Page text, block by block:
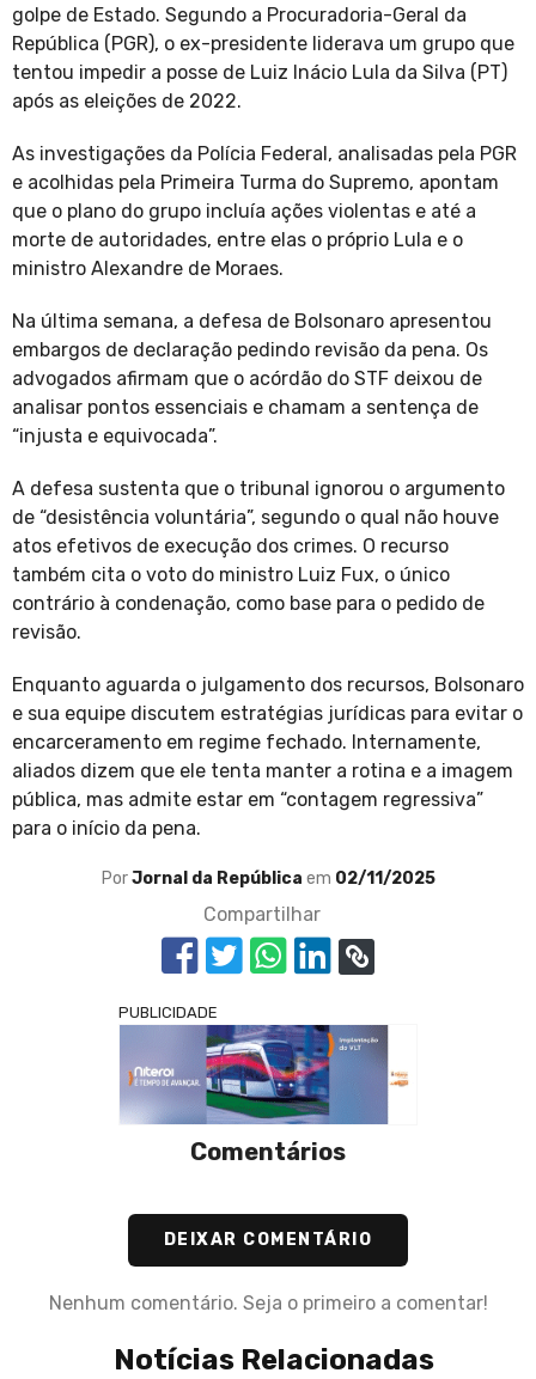
golpe de Estado. Segundo a Procuradoria-Geral da
República (PGR), o ex-presidente liderava um grupo que
tentou impedir a posse de Luiz Inácio Lula da Silva (PT)
após as eleições de 2022.
As investigações da Polícia Federal, analisadas pela PGR
e acolhidas pela Primeira Turma do Supremo, apontam
que o plano do grupo incluía ações violentas e até a
morte de autoridades, entre elas o próprio Lula e o
ministro Alexandre de Moraes.
Na última semana, a defesa de Bolsonaro apresentou
embargos de declaração pedindo revisão da pena. Os
advogados afirmam que o acórdão do STF deixou de
analisar pontos essenciais e chamam a sentença de
“injusta e equivocada”.
A defesa sustenta que o tribunal ignorou o argumento
de “desistência voluntária”, segundo o qual não houve
atos efetivos de execução dos crimes. O recurso
também cita o voto do ministro Luiz Fux, o único
contrário à condenação, como base para o pedido de
revisão.
Enquanto aguarda o julgamento dos recursos, Bolsonaro
e sua equipe discutem estratégias jurídicas para evitar o
encarceramento em regime fechado. Internamente,
aliados dizem que ele tenta manter a rotina e a imagem
pública, mas admite estar em “contagem regressiva”
para o início da pena.
PorJornal da República em 02/11/2025
Compartilhar
PUBLICIDADE
Comentários
DEIXAR COMENTÁRIO
Nenhum comentário. Seja o primeiro a comentar!
Notícias Relacionadas